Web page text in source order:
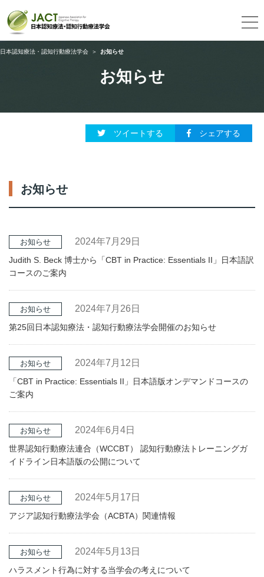
お知らせ
日本認知療法・認知行動療法学会 ＞ お知らせ
ツイートする シェアする
お知らせ
お知らせ 2024年7月29日
Judith S. Beck 博士から「CBT in Practice: Essentials II」日本語訳
コースのご案内
お知らせ 2024年7月26日
第25回日本認知療法・認知行動療法学会開催のお知らせ
お知らせ 2024年7月12日
「CBT in Practice: Essentials II」日本語版オンデマンドコースの
ご案内
お知らせ 2024年6月4日
世界認知行動療法連合（WCCBT） 認知行動療法トレーニングガ
イドライン日本語版の公開について
お知らせ 2024年5月17日
アジア認知行動療法学会（ACBTA）関連情報
お知らせ 2024年5月13日
ハラスメント行為に対する当学会の考えについて